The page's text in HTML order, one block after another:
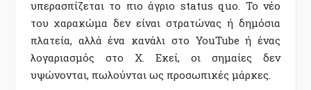
υπερασπίζεται το πιο άγριο status quo. Το νέο
του χαρακώμα δεν είναι στρατώνας ή δημόσια
πλατεία, αλλά ένα κανάλι στο YouTube ή ένας
λογαριασμός στο X. Εκεί, οι σημαίες δεν
υψώνονται, πωλούνται ως προσωπικές μάρκες.